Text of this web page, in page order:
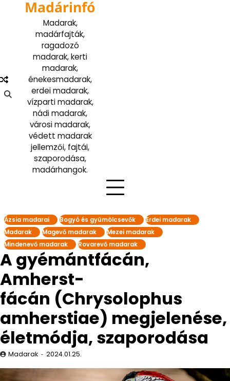
Madárinfó
Madarak,
madárfajták,
ragadozó
madarak, kerti
madarak,
énekesmadarak,
erdei madarak,
vízparti madarak,
nádi madarak,
városi madarak,
védett madarak
jellemzői, fajtái,
szaporodása,
madárhangok.
Ázsia madarai Bogyó és gyümölcsevők
Erdei madarak
Madarak
Magevő madarak
Mezei madarak
Mindenevő madarak
Rovarevő madarak
A gyémántfácán,
Amherst-
fácán (Chrysolophus
amherstiae) megjelenése,
életmódja, szaporodása
Madarak 2024.01.25.